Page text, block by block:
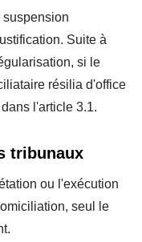
suspension
Suite à
si le
résilia d'office
l'article 3.1.
tribunaux
ou l'exécution
seul le